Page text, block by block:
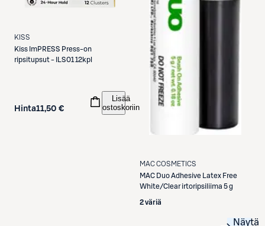
KISS
Kiss ImPRESS Press-on
ripsitupsut - ILS01 12kpl
Hinta11,50 €
Lisää
ostoskoriin
MAC COSMETICS
MAC Duo Adhesive Latex Free
White/Clear irtoripsiliima 5 g
2 väriä
Näytä